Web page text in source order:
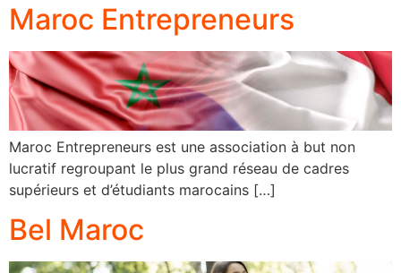
Maroc Entrepreneurs
Maroc Entrepreneurs est une association à but non
lucratif regroupant le plus grand réseau de cadres
supérieurs et d’étudiants marocains […]
Bel Maroc